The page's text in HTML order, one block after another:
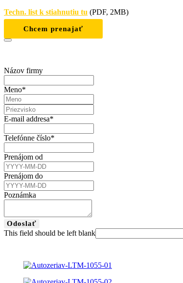
Techn. list k stiahnutiu tu (PDF, 2MB)
Chcem prenajať
Názov firmy
Meno*
E-mail addresa*
Telefónne číslo*
Prenájom od
Prenájom do
Poznámka
Odoslať
This field should be left blank